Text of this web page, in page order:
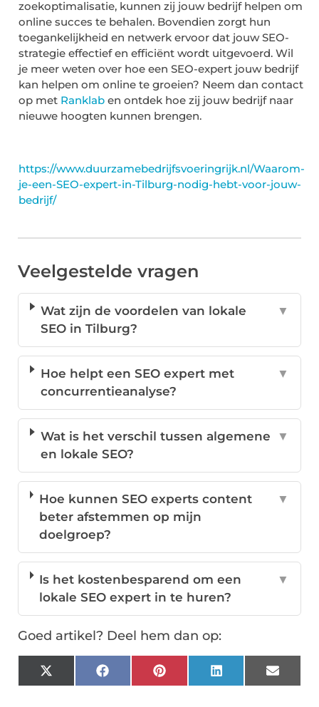
zoekoptimalisatie, kunnen zij jouw bedrijf helpen om
online succes te behalen. Bovendien zorgt hun
toegankelijkheid en netwerk ervoor dat jouw SEO-
strategie effectief en efficiënt wordt uitgevoerd. Wil
je meer weten over hoe een SEO-expert jouw bedrijf
kan helpen om online te groeien? Neem dan contact
op met Ranklab en ontdek hoe zij jouw bedrijf naar
nieuwe hoogten kunnen brengen.
https://www.duurzamebedrijfsvoeringrijk.nl/Waarom-
je-een-SEO-expert-in-Tilburg-nodig-hebt-voor-jouw-
bedrijf/
Veelgestelde vragen
Wat zijn de voordelen van lokale
SEO in Tilburg?
▼
Hoe helpt een SEO expert met
concurrentieanalyse?
▼
Wat is het verschil tussen algemene
en lokale SEO?
▼
Hoe kunnen SEO experts content
beter afstemmen op mijn
doelgroep?
▼
Is het kostenbesparend om een
lokale SEO expert in te huren?
▼
Goed artikel? Deel hem dan op:
X
(Twitter)
FacebookPinterestLinkedInEmail